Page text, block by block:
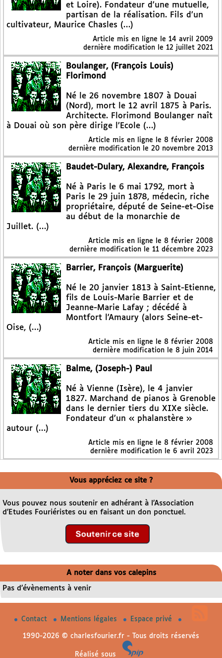
et Loire). Fondateur d’une mutuelle,
partisan de la réalisation. Fils d’un
cultivateur, Maurice Chasles (…)
Article mis en ligne le 14 avril 2009
dernière modification le 12 juillet 2021
Boulanger, (François Louis)
Florimond
Né le 26 novembre 1807 à Douai
(Nord), mort le 12 avril 1875 à Paris.
Architecte. Florimond Boulanger naît
à Douai où son père dirige l’Ecole (…)
Article mis en ligne le 8 février 2008
dernière modification le 20 novembre 2013
Baudet-Dulary, Alexandre, François
Né à Paris le 6 mai 1792, mort à
Paris le 29 juin 1878, médecin, riche
propriétaire, député de Seine-et-Oise
au début de la monarchie de
Juillet. (…)
Article mis en ligne le 8 février 2008
dernière modification le 11 décembre 2023
Barrier, François (Marguerite)
Né le 20 janvier 1813 à Saint-Etienne,
fils de Louis-Marie Barrier et de
Jeanne-Marie Lafay ; décédé à
Montfort l’Amaury (alors Seine-et-
Oise, (…)
Article mis en ligne le 8 février 2008
dernière modification le 8 juin 2014
Balme, (Joseph-) Paul
Né à Vienne (Isère), le 4 janvier
1827. Marchand de pianos à Grenoble
dans le dernier tiers du XIXe siècle.
Fondateur d’un « phalanstère »
autour (…)
Article mis en ligne le 8 février 2008
dernière modification le 6 avril 2023
Vous appréciez ce site ?
Vous pouvez nous soutenir en adhérant à l’Association
d’Etudes Fouriéristes ou en faisant un don ponctuel.
A noter dans vos calepins
Pas d’évènements à venir
Contact Mentions légales Espace privé
1990-2026 © charlesfourier.fr - Tous droits réservés
Réalisé sous